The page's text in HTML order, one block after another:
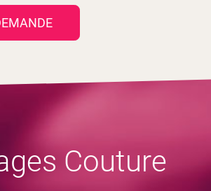
Couture